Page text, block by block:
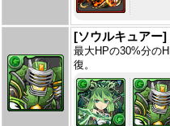
[ソウルキュアー]
最大HPの30%分の
復。